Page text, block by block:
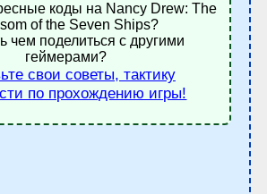
коды на Nancy Drew: The
of the Seven Ships?
чем поделиться с другими
геймерами?
свои советы, тактику
по прохождению игры!